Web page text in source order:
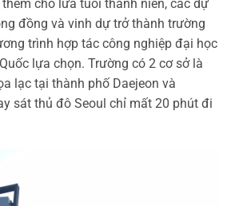
cho lứa tuổi thanh niên, các dự
đồng và vinh dự trởthành trường
trình hợp tác công nghiệp đại học
lựa chọn. Trường có 2 cơ sở là
lạc tại thành phố Daejeon và
sát thủ đô Seoul chỉ mất 20 phút đi